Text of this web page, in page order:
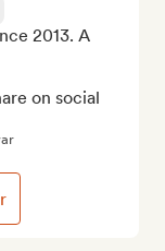
2013. A
on social